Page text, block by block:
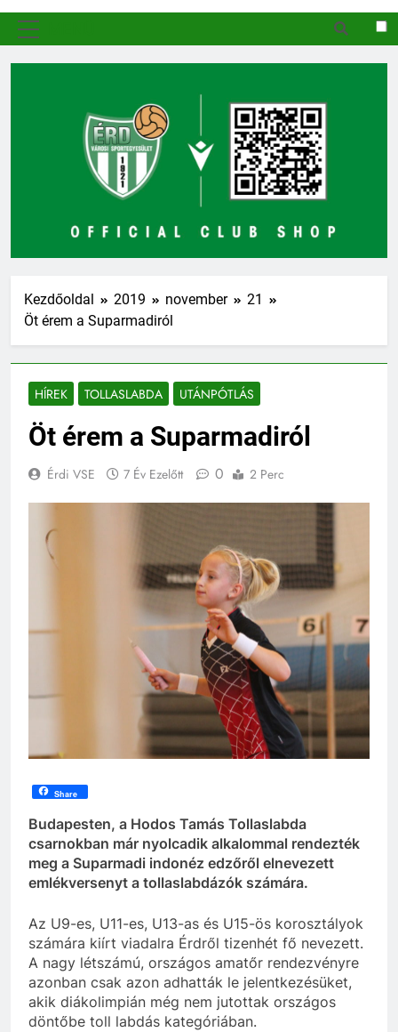
Kezdőoldal 2019 november
21
Öt érem a Suparmadiról
HÍREK TOLLASLABDA UTÁNPÓTLÁS
Öt érem a Suparmadiról
Érdi VSE 7 Év Ezelőtt 0 2 Perc
Share
Budapesten, a Hodos Tamás Tollaslabda
csarnokban már nyolcadik alkalommal rendezték
meg a Suparmadi indonéz edzőről elnevezett
emlékversenyt a tollaslabdázók számára.
Az U9-es, U11-es, U13-as és U15-ös korosztályok
számára kiírt viadalra Érdről tizenhét fő nevezett.
A nagy létszámú, országos amatőr rendezvényre
azonban csak azon adhatták le jelentkezésüket,
akik diákolimpián még nem jutottak országos
döntőbe toll labdás kategóriában.